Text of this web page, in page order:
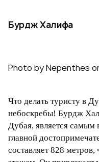
Бурдж Халифа
Photo by Nepenthes
Что делать туристу в
небоскребы! Бурдж
Дубая, является
главной
составляет 828 метров,